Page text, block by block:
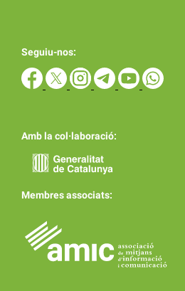
Seguiu-nos:
Amb la col·laboració:
Membres associats: